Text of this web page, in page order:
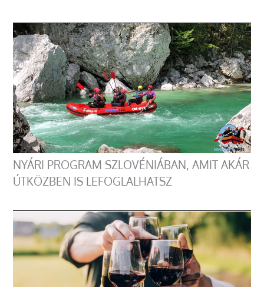
NYÁRI PROGRAM SZLOVÉNIÁBAN, AMIT AKÁR
ÚTKÖZBEN IS LEFOGLALHATSZ